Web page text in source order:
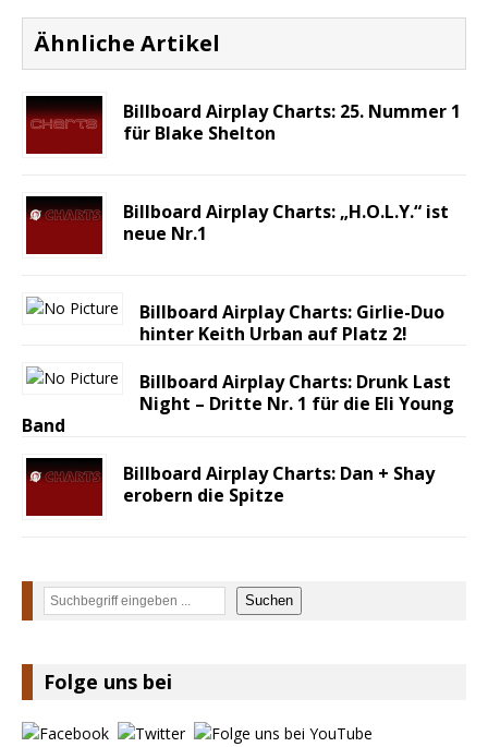
Ähnliche Artikel
Billboard Airplay Charts: 25. Nummer 1
für Blake Shelton
Billboard Airplay Charts: „H.O.L.Y.“ ist
neue Nr.1
Billboard Airplay Charts: Girlie-Duo
hinter Keith Urban auf Platz 2!
Billboard Airplay Charts: Drunk Last
Night – Dritte Nr. 1 für die Eli Young
Band
Billboard Airplay Charts: Dan + Shay
erobern die Spitze
Suchen Suchen
Folge uns bei